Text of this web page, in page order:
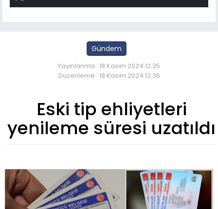
Gündem
Yayınlanma : 18 Kasım 2024 12:35
Düzenleme : 18 Kasım 2024 12:36
Eski tip ehliyetleri
yenileme süresi uzatıldı